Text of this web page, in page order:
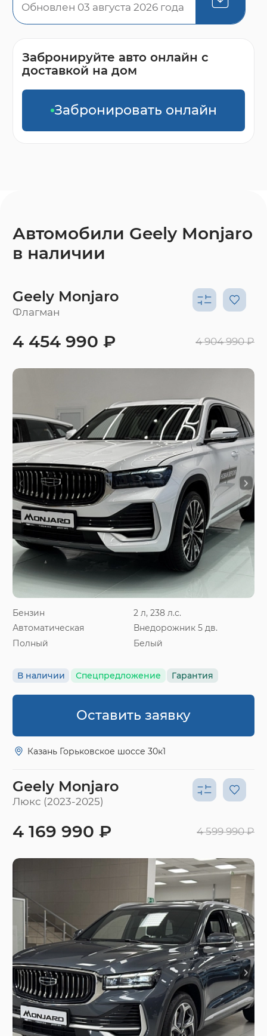
Обновлен 03 августа 2026 года
Забронируйте авто онлайн с
доставкой на дом
Забронировать онлайн
Автомобили Geely Monjaro
в наличии
Geely Monjaro
Флагман
Бензин
2 л, 238 л.с.
Автоматическая
Внедорожник 5 дв.
Полный
Белый
В наличии Спецпредложение Гарантия
4 454 990 ₽ 4 904 990 ₽
Оставить заявку
Казань Горьковское шоссе 30к1
Geely Monjaro
Люкс (2023-2025)
4 169 990 ₽ 4 599 990 ₽